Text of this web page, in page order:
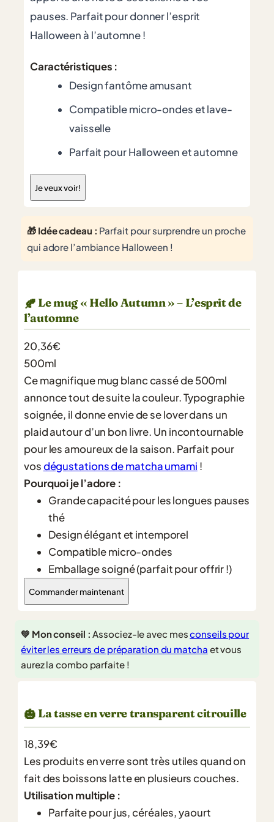
pauses. Parfait pour donner l’esprit
Halloween à l’automne !
Caractéristiques :
Design fantôme amusant
Compatible micro-ondes et lave-
vaisselle
Parfait pour Halloween et automne
Je veux voir!
🎁 Idée cadeau : Parfait pour surprendre un proche
qui adore l’ambiance Halloween !
🍂 Le mug « Hello Autumn » – L’esprit de
l’automne
20,36€
500ml
Ce magnifique mug blanc cassé de 500ml
annonce tout de suite la couleur. Typographie
soignée, il donne envie de se lover dans un
plaid autour d’un bon livre. Un incontournable
pour les amoureux de la saison. Parfait pour
vosdégustations de matcha umami !
Pourquoi je l’adore :
Grande capacité pour les longues pauses
thé
Design élégant et intemporel
Compatible micro-ondes
Emballage soigné (parfait pour offrir !)
Commander maintenant
💚 Mon conseil : Associez-le avec mesconseils pour
éviter les erreurs de préparation du matcha et vous
aurez la combo parfaite !
🎃 La tasse en verre transparent citrouille
18,39€
Les produits en verre sont très utiles quand on
fait des boissons latte en plusieurs couches.
Utilisation multiple :
Parfaite pour jus, céréales, yaourt